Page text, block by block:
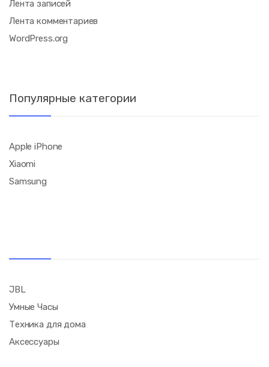
Лента записей
Лента комментариев
WordPress.org
Популярные категории
Apple iPhone
Xiaomi
Samsung
JBL
Умные Часы
Техника для дома
Аксессуары